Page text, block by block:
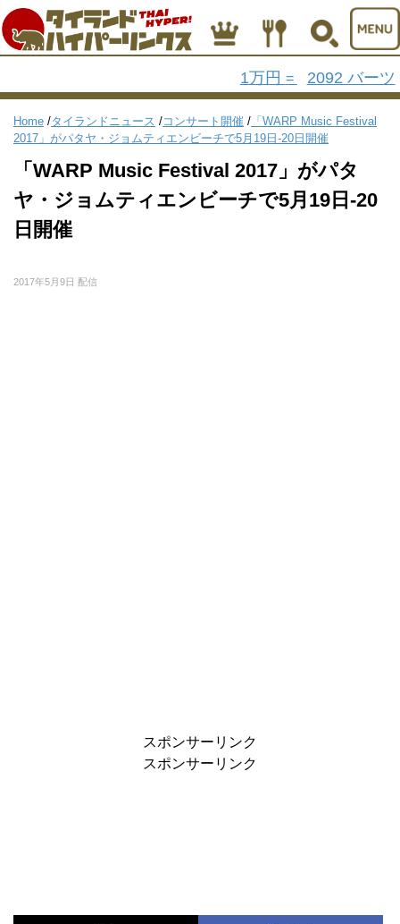
1万円 = 2092 バーツ
Home /タイランドニュース /コンサート開催 / 「WARP Music Festival
2017」がパタヤ・ジョムティエンビーチで5月19日-20日開催
「WARP Music Festival 2017」がパタ
ヤ・ジョムティエンビーチで5月19日-20
日開催
2017年5月9日 配信
スポンサーリンク
スポンサーリンク